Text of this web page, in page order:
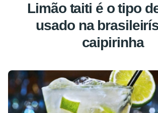
Limão taiti é o tipo
usado na
caipirinha